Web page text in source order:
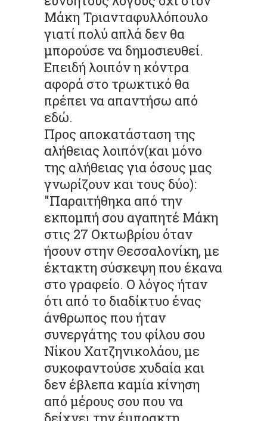
Μάκη Τριανταφυλλόπουλο
γιατί πολύ απλά δεν θα
μπορούσε να δημοσιευθεί.
Επειδή λοιπόν η κόντρα
αφορά στο τρωκτικό θα
πρέπει να απαντήσω από
εδώ.
Προς αποκατάσταση της
αλήθειας λοιπόν(και μόνο
της αλήθειας για όσους μας
γνωρίζουν και τους δύο):
"Παραιτήθηκα από την
εκπομπή σου αγαπητέ Μάκη
στις 27 Οκτωβρίου όταν
ήσουν στην Θεσσαλονίκη, με
έκτακτη σύσκεψη που έκανα
στο γραφείο. Ο λόγος ήταν
ότι από το διαδίκτυο ένας
άνθρωπος που ήταν
συνεργάτης του φίλου σου
Νίκου Χατζηνικολάου, με
συκοφαντούσε χυδαία και
δεν έβλεπα καμία κίνηση
από μέρους σου που να